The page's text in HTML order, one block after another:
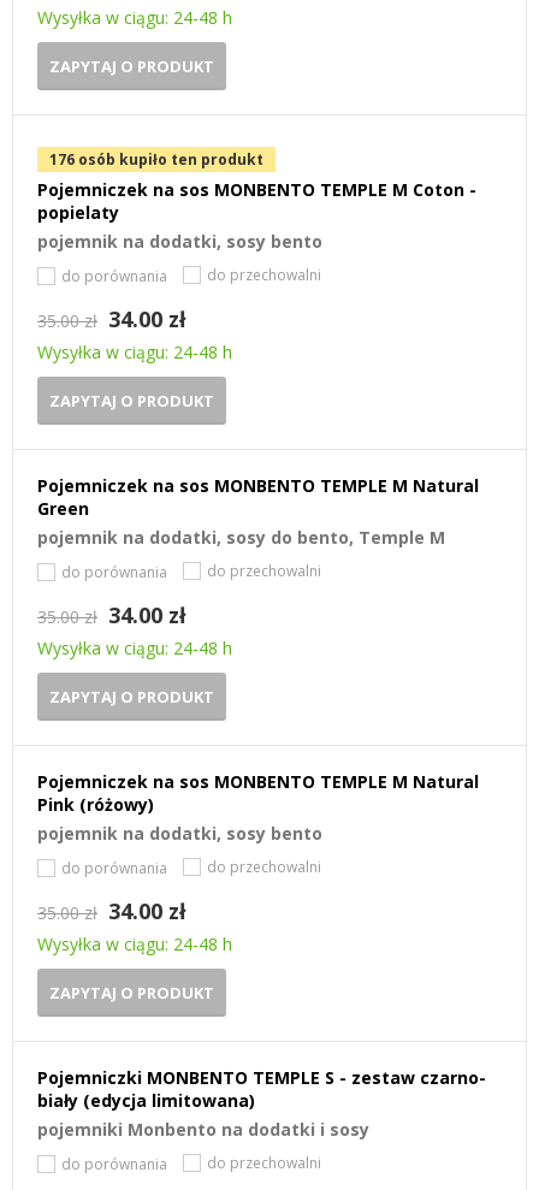
Wysyłka w ciągu: 24-48 h
ZAPYTAJ O PRODUKT
176 osób kupiło ten produkt
Pojemniczek na sos MONBENTO TEMPLE M Coton -
popielaty
pojemnik na dodatki, sosy bento
do porównania do przechowalni
35.00 zł 34.00 zł
Wysyłka w ciągu: 24-48 h
ZAPYTAJ O PRODUKT
Pojemniczek na sos MONBENTO TEMPLE M Natural
Green
pojemnik na dodatki, sosy do bento, Temple M
do porównania do przechowalni
35.00 zł 34.00 zł
Wysyłka w ciągu: 24-48 h
ZAPYTAJ O PRODUKT
Pojemniczek na sos MONBENTO TEMPLE M Natural
Pink (różowy)
pojemnik na dodatki, sosy bento
do porównania do przechowalni
35.00 zł 34.00 zł
Wysyłka w ciągu: 24-48 h
ZAPYTAJ O PRODUKT
Pojemniczki MONBENTO TEMPLE S - zestaw czarno-
biały (edycja limitowana)
pojemniki Monbento na dodatki i sosy
do porównania do przechowalni